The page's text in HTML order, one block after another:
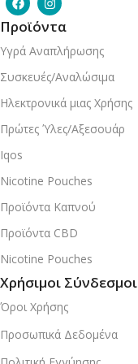
Προϊόντα
Υγρά Αναπλήρωσης
Συσκευές/Αναλώσιμα
Ηλεκτρονικά μιας Χρήσης
Πρώτες Ύλες/Αξεσουάρ
Iqos
Nicotine Pouches
Προϊόντα Καπνού
Προϊόντα CBD
Nicotine Pouches
Χρήσιμοι Σύνδεσμοι
Όροι Χρήσης
Προσωπικά Δεδομένα